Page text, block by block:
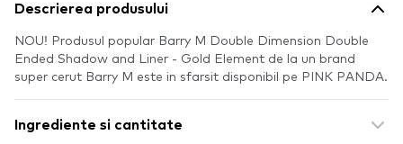
Descrierea produsului
NOU! Produsul popular Barry M Double Dimension Double
Ended Shadow and Liner - Gold Element de la un brand
super cerut Barry M este in sfarsit disponibil pe PINK PANDA.
Ingrediente si cantitate